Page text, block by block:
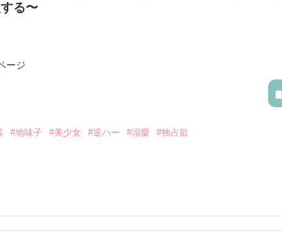
ます。
作品を読む
で無事でいられるの？
いたしました。
。
先にこう決意する──
演じきって、即脱退のための礎を築く──はずだったのに。
る〜
ージ
#地味子 #美少女 #逆ハー #溺愛 #独占欲